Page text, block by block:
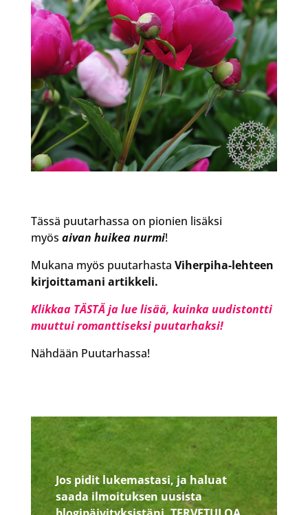
Tässä puutarhassa on pionien lisäksi
myös aivan huikea nurmi!
Mukana myös puutarhasta Viherpiha-lehteen
kirjoittamani artikkeli.
Klikkaa TÄSTÄ ja lue lisää, kuinka uudistontti
muuttui romanttiseksi puutarhaksi!
Nähdään Puutarhassa!
Jos pidit lukemastasi, ja haluat
saada ilmoituksen uusista